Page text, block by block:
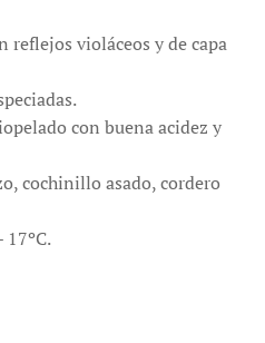
reflejos violáceos y de capa
con buena acidez y
cochinillo asado, cordero
17ºC.